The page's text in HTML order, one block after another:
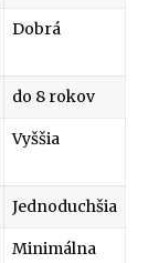
Dobrá
do 8 rokov
Vyššia
Jednoduchšia
Minimálna